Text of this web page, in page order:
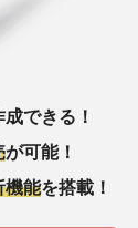
できる！
が可能！
機能を搭載！